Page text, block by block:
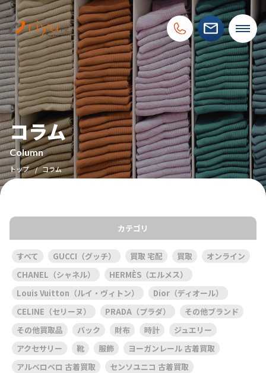
コラム
Column
トップ コラム
カテゴリ
すべて GUCCI（グッチ） 買取 宅配 買取
オンライン
CHANEL（シャネル）
HERMÈS（エルメス）
Louis Vuitton（ルイ・ヴィトン）
Dior（ディオール）
CELINE（セリーヌ）
PRADA（プラダ）
その他ブランド
その他買取品
バック 財布 時計
ジュエリー
アクセサリー
靴 服飾
ヨーガンレール 古着買取
アルベロベロ 古着買取
センソユニコ 古着買取